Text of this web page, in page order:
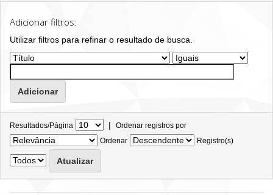
Adicionar filtros:
Utilizar filtros para refinar o resultado de busca.
Resultados/Página | Ordenar registros por
Ordenar
Registro(s)